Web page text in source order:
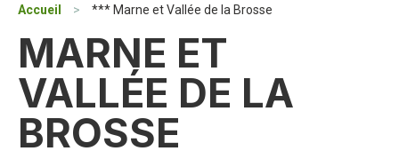
Accueil > *** Marne et Vallée de la Brosse
MARNE ET
VALLÉE DE LA
BROSSE